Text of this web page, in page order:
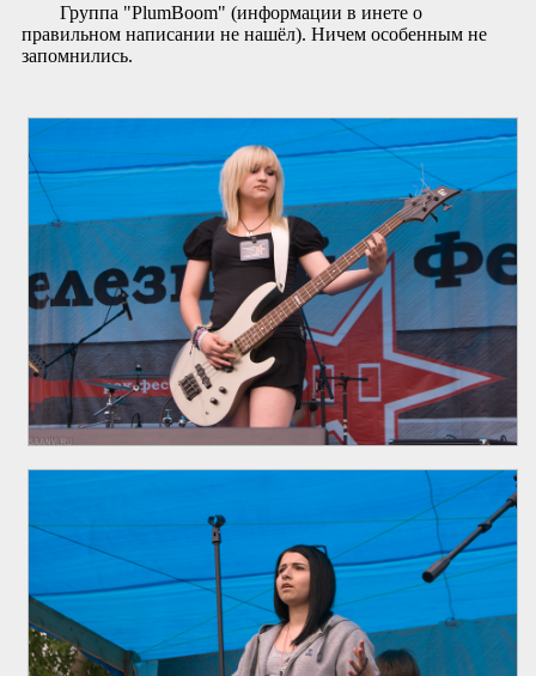
Группа "PlumBoom" (информации в инете о
правильном написании не нашёл). Ничем особенным не
запомнились.